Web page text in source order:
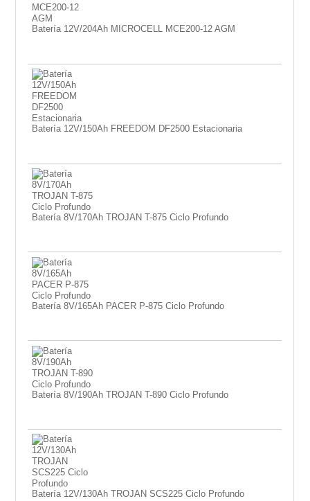
Batería 12V/204Ah MICROCELL MCE200-12 AGM
Batería 12V/150Ah FREEDOM DF2500 Estacionaria
Batería 8V/170Ah TROJAN T-875 Ciclo Profundo
Batería 8V/165Ah PACER P-875 Ciclo Profundo
Batería 8V/190Ah TROJAN T-890 Ciclo Profundo
Batería 12V/130Ah TROJAN SCS225 Ciclo Profundo